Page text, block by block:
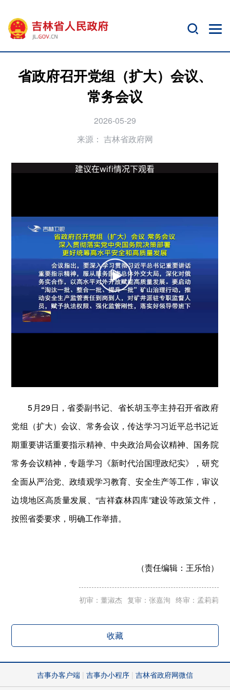
省政府召开党组（扩大）会议、
常务会议
2026-05-29
来源： 吉林省政府网
5月29日，省委副书记、省长胡玉亭主持召开省政府
党组（扩大）会议、常务会议，传达学习习近平总书记近
期重要讲话重要指示精神、中央政治局会议精神、国务院
常务会议精神，专题学习《新时代治国理政纪实》，研究
全面从严治党、政绩观学习教育、安全生产等工作，审议
边境地区高质量发展、“吉祥森林四库”建设等政策文件，
按照省委要求，明确工作举措。
（责任编辑： 王乐怡）
初审：董淑杰 复审：张嘉洵 终审：孟莉莉
收藏